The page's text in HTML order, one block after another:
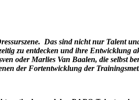
Das sind nicht nur Talent
zu entdecken und ihre Entwicklung
oder Marlies Van Baalen, die selbst
der Fortentwicklung der